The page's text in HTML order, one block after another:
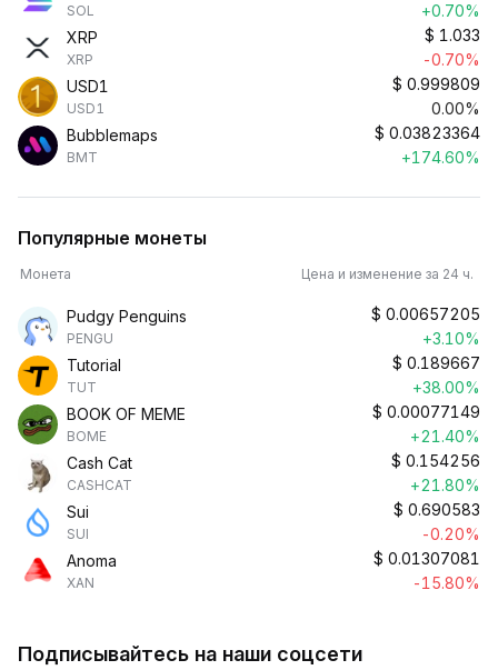
SOL
+0.70%
XRP
XRP
$ 1.033
-0.70%
USD1
USD1
$ 0.999809
0.00%
Bubblemaps
BMT
$ 0.03823364
+174.60%
Популярные монеты
Монета Цена и изменение за 24 ч.
Pudgy Penguins
PENGU
$ 0.00657205
+3.10%
Tutorial
TUT
$ 0.189667
+38.00%
BOOK OF MEME
BOME
$ 0.00077149
+21.40%
Cash Cat
CASHCAT
$ 0.154256
+21.80%
Sui
SUI
$ 0.690583
-0.20%
Anoma
XAN
$ 0.01307081
-15.80%
Подписывайтесь на наши соцсети